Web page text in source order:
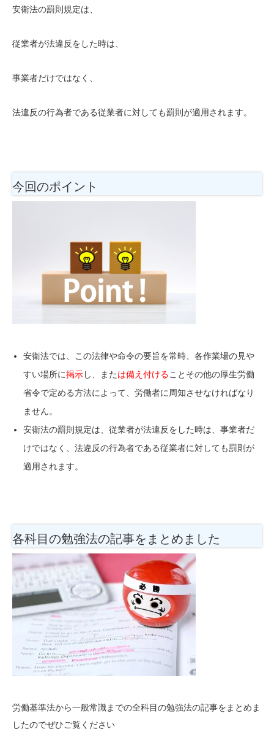
安衛法の罰則規定は、
従業者が法違反をした時は、
事業者だけではなく、
法違反の行為者である従業者に対しても罰則が適用されます。
今回のポイント
安衛法では、この法律や命令の要旨を常時、各作業場の見や
すい場所に掲示し、または備え付けることその他の厚生労働
省令で定める方法によって、労働者に周知させなければなり
ません。
安衛法の罰則規定は、従業者が法違反をした時は、事業者だ
けではなく、法違反の行為者である従業者に対しても罰則が
適用されます。
各科目の勉強法の記事をまとめました
労働基準法から一般常識までの全科目の勉強法の記事をまとめま
したのでぜひご覧ください